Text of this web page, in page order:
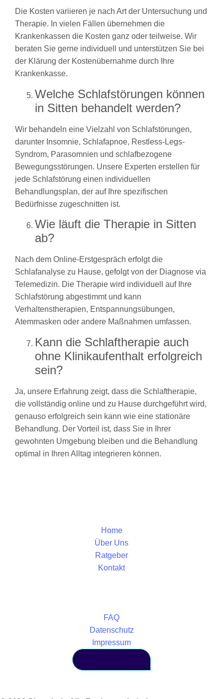
Die Kosten variieren je nach Art der Untersuchung und
Therapie. In vielen Fällen übernehmen die
Krankenkassen die Kosten ganz oder teilweise. Wir
beraten Sie gerne individuell und unterstützen Sie bei
der Klärung der Kostenübernahme durch Ihre
Krankenkasse.
Welche Schlafstörungen können
in Sitten behandelt werden?
Wir behandeln eine Vielzahl von Schlafstörungen,
darunter Insomnie, Schlafapnoe, Restless-Legs-
Syndrom, Parasomnien und schlafbezogene
Bewegungsstörungen. Unsere Experten erstellen für
jede Schlafstörung einen individuellen
Behandlungsplan, der auf Ihre spezifischen
Bedürfnisse zugeschnitten ist.
Wie läuft die Therapie in Sitten
ab?
Nach dem Online-Erstgespräch erfolgt die
Schlafanalyse zu Hause, gefolgt von der Diagnose via
Telemedizin. Die Therapie wird individuell auf Ihre
Schlafstörung abgestimmt und kann
Verhaltenstherapien, Entspannungsübungen,
Atemmasken oder andere Maßnahmen umfassen.
Kann die Schlaftherapie auch
ohne Klinikaufenthalt erfolgreich
sein?
Ja, unsere Erfahrung zeigt, dass die Schlaftherapie,
die vollständig online und zu Hause durchgeführt wird,
genauso erfolgreich sein kann wie eine stationäre
Behandlung. Der Vorteil ist, dass Sie in Ihrer
gewohnten Umgebung bleiben und die Behandlung
optimal in Ihren Alltag integrieren können.
Home
Über Uns
Ratgeber
Kontakt
FAQ
Datenschutz
Impressum